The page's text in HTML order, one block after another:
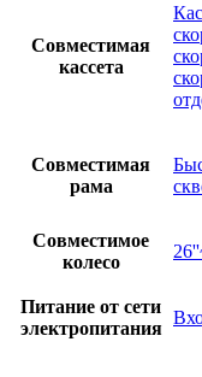
Совместимая
кассета
Совместимая
рама
Совместимое
колесо
Питание от сети
электропитания